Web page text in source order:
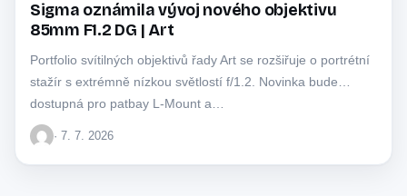
Sigma oznámila vývoj nového objektivu
85mm F1.2 DG | Art
Portfolio svítilných objektivů řady Art se rozšiřuje o portrétní
stažír s extrémně nízkou světlostí f/1.2. Novinka bude
dostupná pro patbay L-Mount a…
· 7. 7. 2026